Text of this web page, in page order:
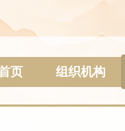
页 组织机构